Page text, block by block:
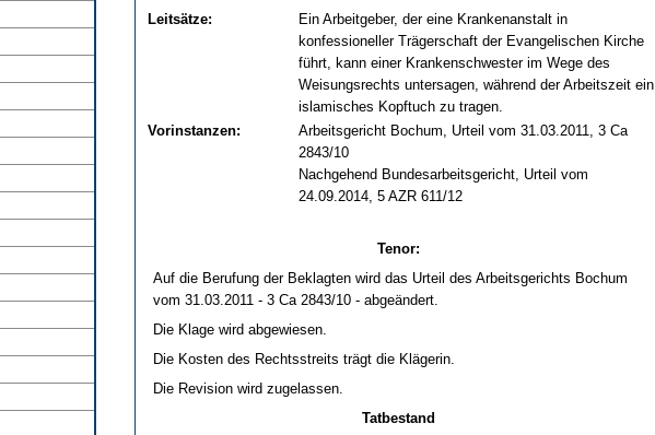
Leitsätze:
Ein Arbeitgeber, der eine Krankenanstalt in
konfessioneller Trägerschaft der Evangelischen Kirche
führt, kann einer Krankenschwester im Wege des
Weisungsrechts untersagen, während der Arbeitszeit ein
islamisches Kopftuch zu tragen.
Vorinstanzen:
Arbeitsgericht Bochum, Urteil vom 31.03.2011, 3 Ca
2843/10
Nachgehend Bundesarbeitsgericht, Urteil vom
24.09.2014, 5 AZR 611/12
Te­nor:
Auf die Be­ru­fung der Be­klag­ten wird das Ur­teil des Ar­beits­ge­richts Bo­chum
vom 31.03.2011 - 3 Ca 2843/10 - ab­geändert.
Die Kla­ge wird ab­ge­wie­sen.
Die Kos­ten des Rechts­streits trägt die Kläge­rin.
Die Re­vi­si­on wird zu­ge­las­sen.
Tat­be­stand